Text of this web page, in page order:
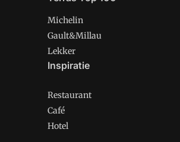
Michelin
Gault&Millau
Lekker
Inspiratie
Restaurant
Café
Hotel